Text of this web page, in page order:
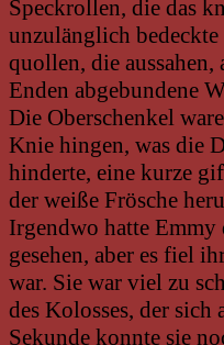
Speckrollen, die das
unzulänglich
quollen, die aussahen,
Enden abgebundene
Die Oberschenkel
Knie hingen, was die
hinderte, eine kurze
der weiße Frösche
Irgendwo hatte Emmy
gesehen, aber es fiel
war. Sie war viel zu
des Kolosses, der
Sekunde konnte sie